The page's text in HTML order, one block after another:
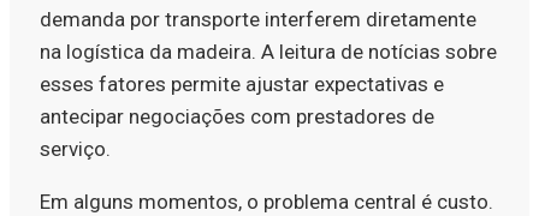
demanda por transporte interferem diretamente
na logística da madeira. A leitura de notícias sobre
esses fatores permite ajustar expectativas e
antecipar negociações com prestadores de
serviço.
Em alguns momentos, o problema central é custo.